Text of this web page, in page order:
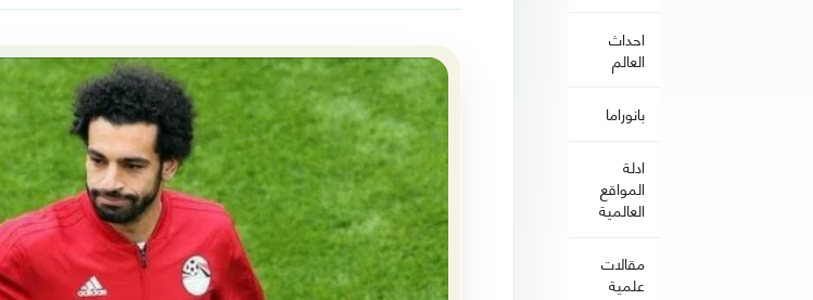
احداث
العالم
بانوراما
ادلة
المواقع
العالمية
مقالات
علمية